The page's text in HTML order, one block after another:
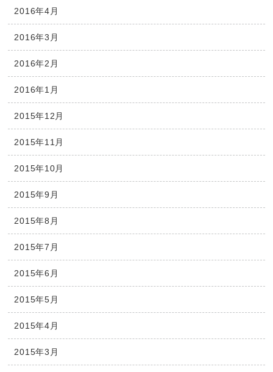
2016年4月
2016年3月
2016年2月
2016年1月
2015年12月
2015年11月
2015年10月
2015年9月
2015年8月
2015年7月
2015年6月
2015年5月
2015年4月
2015年3月